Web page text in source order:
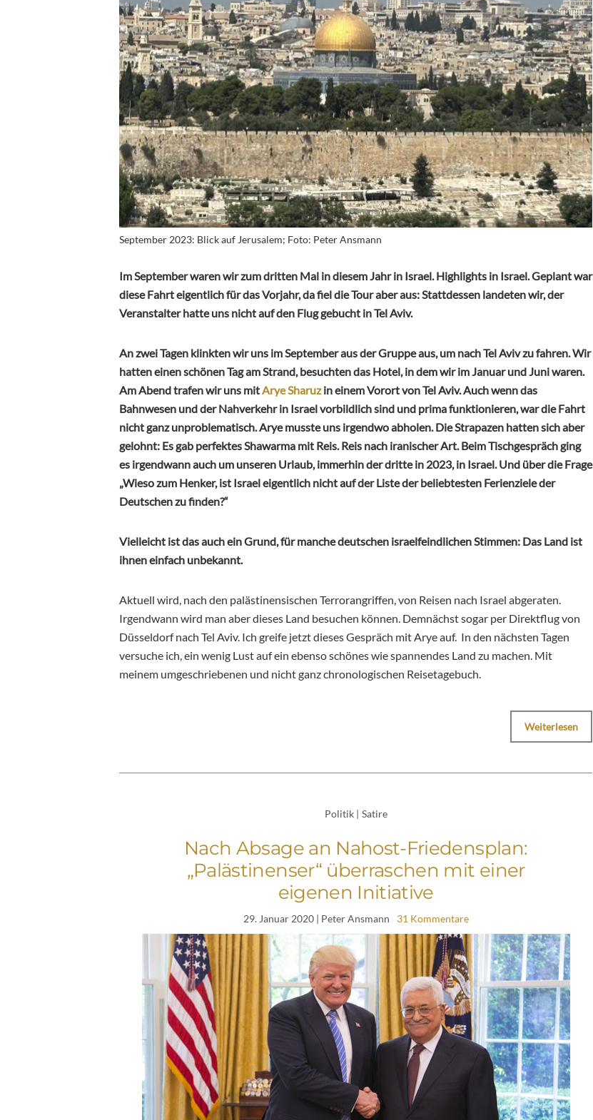
September 2023: Blick auf Jerusalem; Foto: Peter Ansmann
Im September waren wir zum dritten Mal in diesem Jahr in Israel. Highlights in Israel. Geplant war
diese Fahrt eigentlich für das Vorjahr, da fiel die Tour aber aus: Stattdessen landeten wir, der
Veranstalter hatte uns nicht auf den Flug gebucht in Tel Aviv.
An zwei Tagen klinkten wir uns im September aus der Gruppe aus, um nach Tel Aviv zu fahren. Wir
hatten einen schönen Tag am Strand, besuchten das Hotel, in dem wir im Januar und Juni waren.
Am Abend trafen wir uns mitArye Sharuzin einem Vorort von Tel Aviv. Auch wenn das
Bahnwesen und der Nahverkehr in Israel vorbildlich sind und prima funktionieren, war die Fahrt
nicht ganz unproblematisch. Arye musste uns irgendwo abholen. Die Strapazen hatten sich aber
gelohnt: Es gab perfektes Shawarma mit Reis. Reis nach iranischer Art. Beim Tischgespräch ging
es irgendwann auch um unseren Urlaub, immerhin der dritte in 2023, in Israel. Und über die Frage
„Wieso zum Henker, ist Israel eigentlich nicht auf der Liste der beliebtesten Ferienziele der
Deutschen zu finden?“
Vielleicht ist das auch ein Grund, für manche deutschen israelfeindlichen Stimmen: Das Land ist
ihnen einfach unbekannt.
Aktuell wird, nach den palästinensischen Terrorangriffen, von Reisen nach Israel abgeraten.
Irgendwann wird man aber dieses Land besuchen können. Demnächst sogar per Direktflug von
Düsseldorf nach Tel Aviv. Ich greife jetzt dieses Gespräch mit Arye auf. In den nächsten Tagen
versuche ich, ein wenig Lust auf ein ebenso schönes wie spannendes Land zu machen. Mit
meinem umgeschriebenen und nicht ganz chronologischen Reisetagebuch.
Weiterlesen
Politik | Satire
Nach Absage an Nahost-Friedensplan:
„Palästinenser“ überraschen mit einer
eigenen Initiative
29. Januar 2020| Peter Ansmann 31 Kommentare